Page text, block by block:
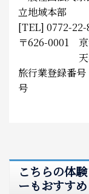
立地域本部
[TEL] 0772-22-
〒626-0001 京
天橋立タ
旅行業登録番
号
こちらの体
ーもおすすめ